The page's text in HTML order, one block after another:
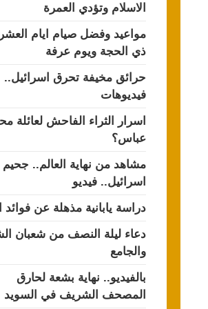
الاسلام وتؤدي العمرة
مواعيد وفضل صيام ايام
ذي الحجة ويوم عرفة
حرائق مخيفة تحرق اسرائيل..
فيديوهات
اسرار الثراء الفاحش لعائلة
عباس؟
مشاهد من نهاية العالم..
اسرائيل.. فيديو
دراسة يابانية مذهلة عن فوائد
دعاء ليلة النصف من شعبان
والجامع
بالفيديو.. نهاية بشعة لحارق
المصحف الشريف في السويد